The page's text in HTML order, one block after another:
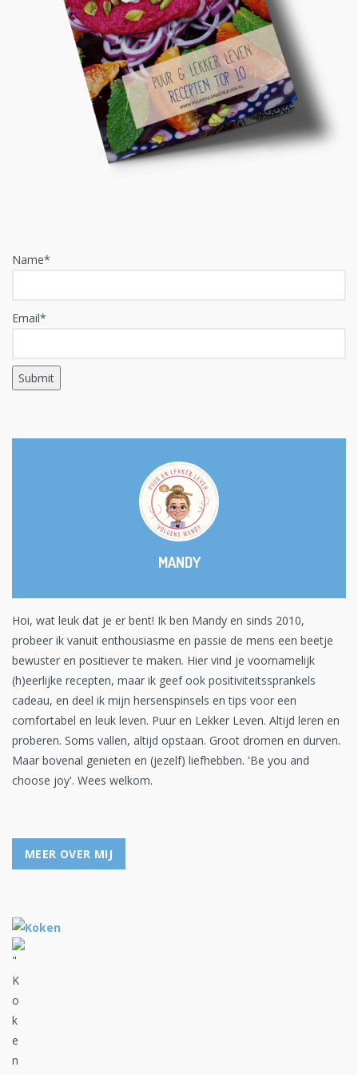
Name*
Email*
MANDY
Hoi, wat leuk dat je er bent! Ik ben Mandy en sinds 2010,
probeer ik vanuit enthousiasme en passie de mens een beetje
bewuster en positiever te maken. Hier vind je voornamelijk
(h)eerlijke recepten, maar ik geef ook positiviteitssprankels
cadeau, en deel ik mijn hersenspinsels en tips voor een
comfortabel en leuk leven. Puur en Lekker Leven. Altijd leren en
proberen. Soms vallen, altijd opstaan. Groot dromen en durven.
Maar bovenal genieten en (jezelf) liefhebben. 'Be you and
choose joy'. Wees welkom.
MEER OVER MIJ